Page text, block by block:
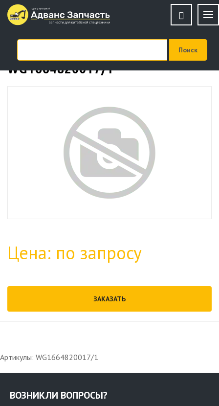
Мотор печки А7
WG1664820017/1
Цена: по запросу
ЗАКАЗАТЬ
Артикулы: WG1664820017/1
ВОЗНИКЛИ ВОПРОСЫ?